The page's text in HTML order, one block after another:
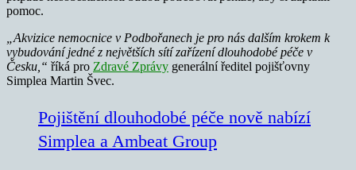
pomoc.
„Akvizice nemocnice v Podbořanech je pro nás dalším krokem k
vybudování jedné z největších sítí zařízení dlouhodobé péče v
Česku,“ říká pro Zdravé Zprávy generální ředitel pojišťovny
Simplea Martin Švec.
Pojištění dlouhodobé péče nově nabízí
Simplea a Ambeat Group